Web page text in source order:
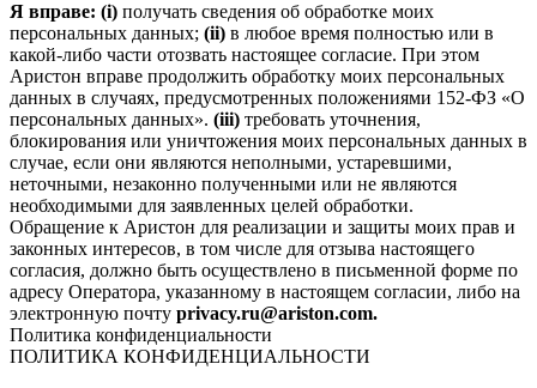
Я вправе: (i) получать сведения об обработке моих
персональных данных; (ii) в любое время полностью или в
какой-либо части отозвать настоящее согласие. При этом
Аристон вправе продолжить обработку моих персональных
данных в случаях, предусмотренных положениями 152-ФЗ «О
персональных данных». (iii) требовать уточнения,
блокирования или уничтожения моих персональных данных в
случае, если они являются неполными, устаревшими,
неточными, незаконно полученными или не являются
необходимыми для заявленных целей обработки.
Обращение к Аристон для реализации и защиты моих прав и
законных интересов, в том числе для отзыва настоящего
согласия, должно быть осуществлено в письменной форме по
адресу Оператора, указанному в настоящем согласии, либо на
электронную почту privacy.ru@ariston.com.
Политика конфиденциальности
ПОЛИТИКА КОНФИДЕНЦИАЛЬНОСТИ